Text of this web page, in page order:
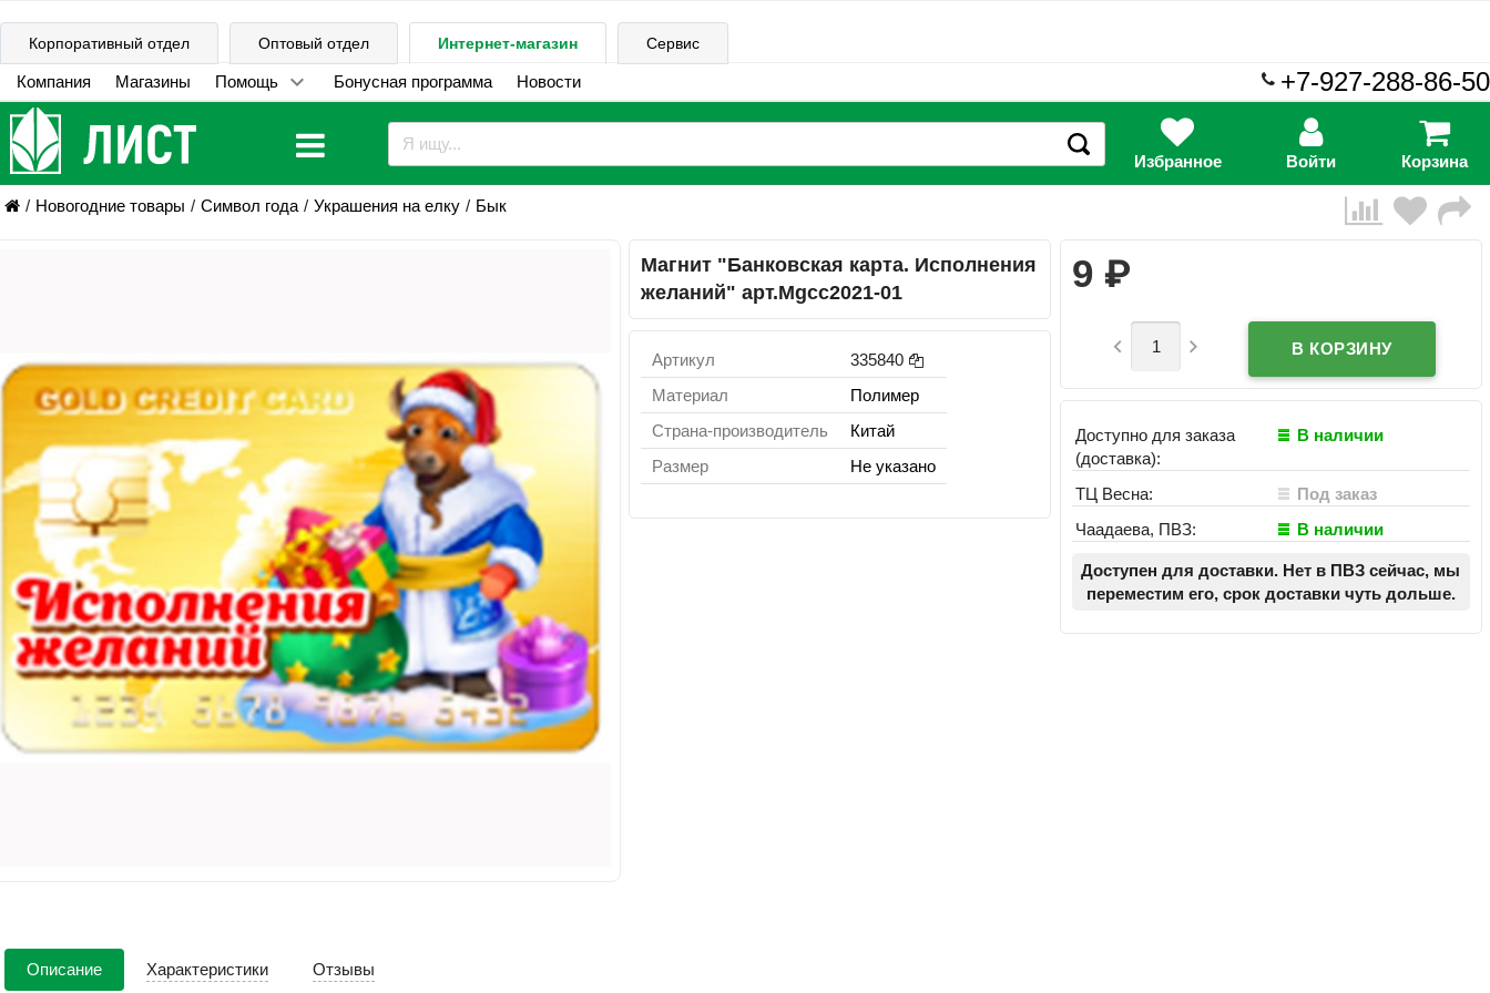
Корпоративный отдел Оптовый отдел Интернет-магазин Сервис
Компания Магазины Помощь Бонусная программа Новости +7-927-288-86-50
Избранное Войти Корзина
Новогодние товары Символ года Украшения на елку Бык
Магнит "Банковская карта. Исполнения
желаний" арт.Mgcc2021-01
Артикул
335840
Материал
Полимер
Страна-производитель
Китай
Размер
Не указано
9 ₽
 
Доступно для заказа
(доставка):
В наличии
ТЦ Весна:
Под заказ
Чаадаева, ПВЗ:
В наличии
Доступен для доставки. Нет в ПВЗ сейчас, мы
переместим его, срок доставки чуть дольше.
Описание Характеристики Отзывы